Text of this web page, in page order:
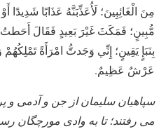
مِنَ الْغَائِبِينَ؛ لَأُعَذِّبَنَّهُ عَذَابًا شَدِيدًا
مُّبِينٍ؛ فَمَكَثَ غَيْرَ بَعِيدٍ فَقَالَ
بِنَبَإٍ يَقِينٍ؛ إِنِّي وَجَدتُّ امْرَأَةً
عَرْشٌ عَظِيمٌ.
سپاهيان سليمان از جن و آدمی و
می رفتند؛ تا به وادی مورچگان